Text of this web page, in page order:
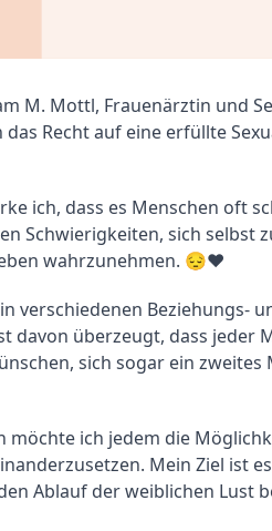
M. Mottl, Frauenärztin und
Recht auf eine erfüllte
ich, dass es Menschen oft
Schwierigkeiten, sich selbst
wahrzunehmen. 😔❤️
verschiedenen Beziehungs-
davon überzeugt, dass jeder
sich sogar ein
möchte ich jedem die
Mein Ziel ist
Ablauf der weiblichen Lust